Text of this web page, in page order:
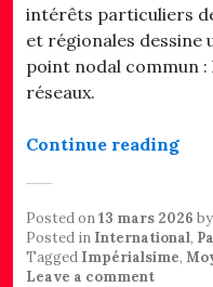
intérêts particuliers
et régionales dessine
point nodal commun
réseaux.
Continue reading«
Posted on13 mars 2026 by
Posted in International,
Tagged Impérialsime,
Leave a comment